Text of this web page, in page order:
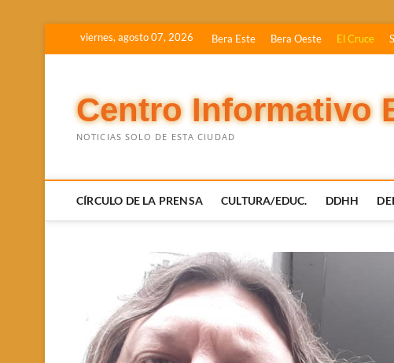
viernes, agosto 07, 2026 Bera Este Bera Oeste El Cruce
Centro Informativo
NOTICIAS SOLO DE ESTA CIUDAD
CÍRCULO DE LA PRENSA CULTURA/EDUC. DDHH